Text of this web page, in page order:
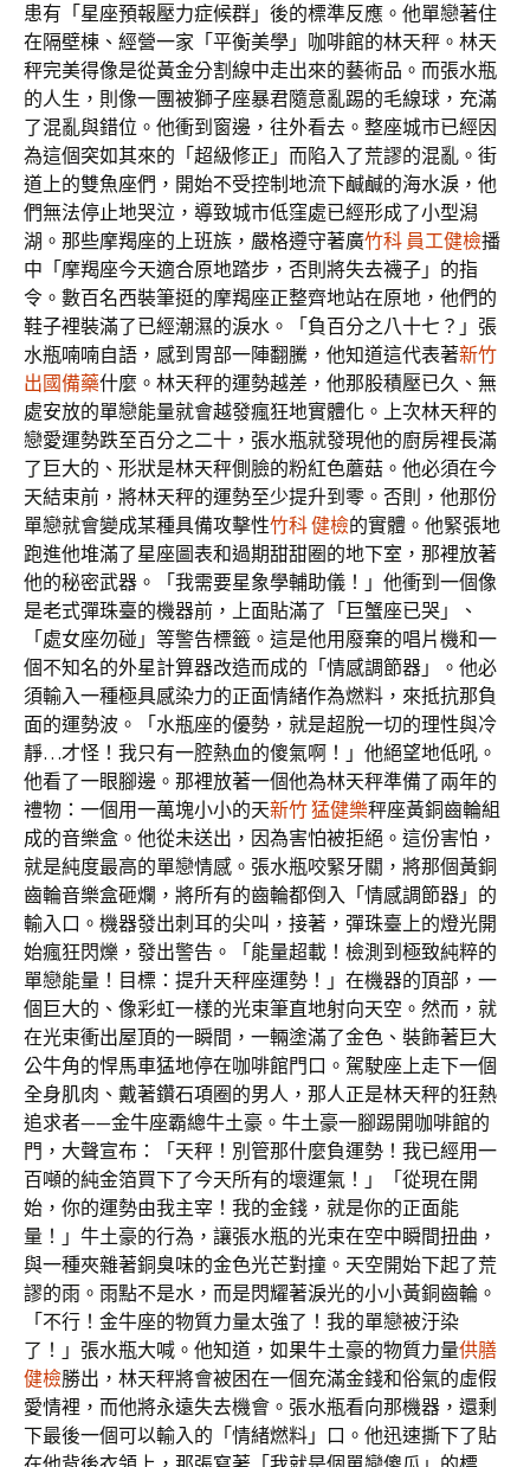
患有「星座預報壓力症候群」後的標準反應。他單戀著住
在隔壁棟、經營一家「平衡美學」咖啡館的林天秤。林天
秤完美得像是從黃金分割線中走出來的藝術品。而張水瓶
的人生，則像一團被獅子座暴君隨意亂踢的毛線球，充滿
了混亂與錯位。他衝到窗邊，往外看去。整座城市已經因
為這個突如其來的「超級修正」而陷入了荒謬的混亂。街
道上的雙魚座們，開始不受控制地流下鹹鹹的海水淚，他
們無法停止地哭泣，導致城市低窪處已經形成了小型潟
湖。那些摩羯座的上班族，嚴格遵守著廣竹科 員工健檢播
中「摩羯座今天適合原地踏步，否則將失去襪子」的指
令。數百名西裝筆挺的摩羯座正整齊地站在原地，他們的
鞋子裡裝滿了已經潮濕的淚水。「負百分之八十七？」張
水瓶喃喃自語，感到胃部一陣翻騰，他知道這代表著新竹
出國備藥什麼。林天秤的運勢越差，他那股積壓已久、無
處安放的單戀能量就會越發瘋狂地實體化。上次林天秤的
戀愛運勢跌至百分之二十，張水瓶就發現他的廚房裡長滿
了巨大的、形狀是林天秤側臉的粉紅色蘑菇。他必須在今
天結束前，將林天秤的運勢至少提升到零。否則，他那份
單戀就會變成某種具備攻擊性竹科 健檢的實體。他緊張地
跑進他堆滿了星座圖表和過期甜甜圈的地下室，那裡放著
他的秘密武器。「我需要星象學輔助儀！」他衝到一個像
是老式彈珠臺的機器前，上面貼滿了「巨蟹座已哭」、
「處女座勿碰」等警告標籤。這是他用廢棄的唱片機和一
個不知名的外星計算器改造而成的「情感調節器」。他必
須輸入一種極具感染力的正面情緒作為燃料，來抵抗那負
面的運勢波。「水瓶座的優勢，就是超脫一切的理性與冷
靜…才怪！我只有一腔熱血的傻氣啊！」他絕望地低吼。
他看了一眼腳邊。那裡放著一個他為林天秤準備了兩年的
禮物：一個用一萬塊小小的天新竹 猛健樂秤座黃銅齒輪組
成的音樂盒。他從未送出，因為害怕被拒絕。這份害怕，
就是純度最高的單戀情感。張水瓶咬緊牙關，將那個黃銅
齒輪音樂盒砸爛，將所有的齒輪都倒入「情感調節器」的
輸入口。機器發出刺耳的尖叫，接著，彈珠臺上的燈光開
始瘋狂閃爍，發出警告。「能量超載！檢測到極致純粹的
單戀能量！目標：提升天秤座運勢！」在機器的頂部，一
個巨大的、像彩虹一樣的光束筆直地射向天空。然而，就
在光束衝出屋頂的一瞬間，一輛塗滿了金色、裝飾著巨大
公牛角的悍馬車猛地停在咖啡館門口。駕駛座上走下一個
全身肌肉、戴著鑽石項圈的男人，那人正是林天秤的狂熱
追求者——金牛座霸總牛土豪。牛土豪一腳踢開咖啡館的
門，大聲宣布：「天秤！別管那什麼負運勢！我已經用一
百噸的純金箔買下了今天所有的壞運氣！」「從現在開
始，你的運勢由我主宰！我的金錢，就是你的正面能
量！」牛土豪的行為，讓張水瓶的光束在空中瞬間扭曲，
與一種夾雜著銅臭味的金色光芒對撞。天空開始下起了荒
謬的雨。雨點不是水，而是閃耀著淚光的小小黃銅齒輪。
「不行！金牛座的物質力量太強了！我的單戀被汙染
了！」張水瓶大喊。他知道，如果牛土豪的物質力量供膳
健檢勝出，林天秤將會被困在一個充滿金錢和俗氣的虛假
愛情裡，而他將永遠失去機會。張水瓶看向那機器，還剩
下最後一個可以輸入的「情緒燃料」口。他迅速撕下了貼